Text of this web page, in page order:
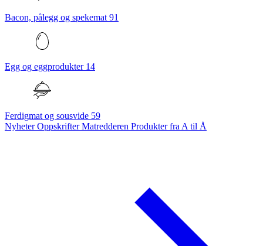
Bacon, pålegg og spekemat 91
Egg og eggprodukter 14
Ferdigmat og sousvide 59
NyheterOppskrifterMatredderen Produkter fra A til Å